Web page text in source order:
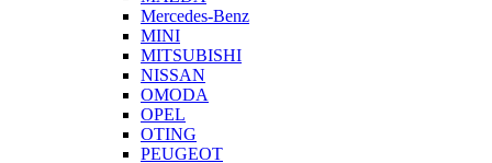
Mercedes-Benz
MINI
MITSUBISHI
NISSAN
OMODA
OPEL
OTING
PEUGEOT